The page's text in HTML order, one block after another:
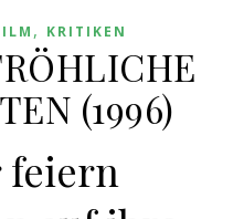
, KRITIKEN
(1996)
feiern